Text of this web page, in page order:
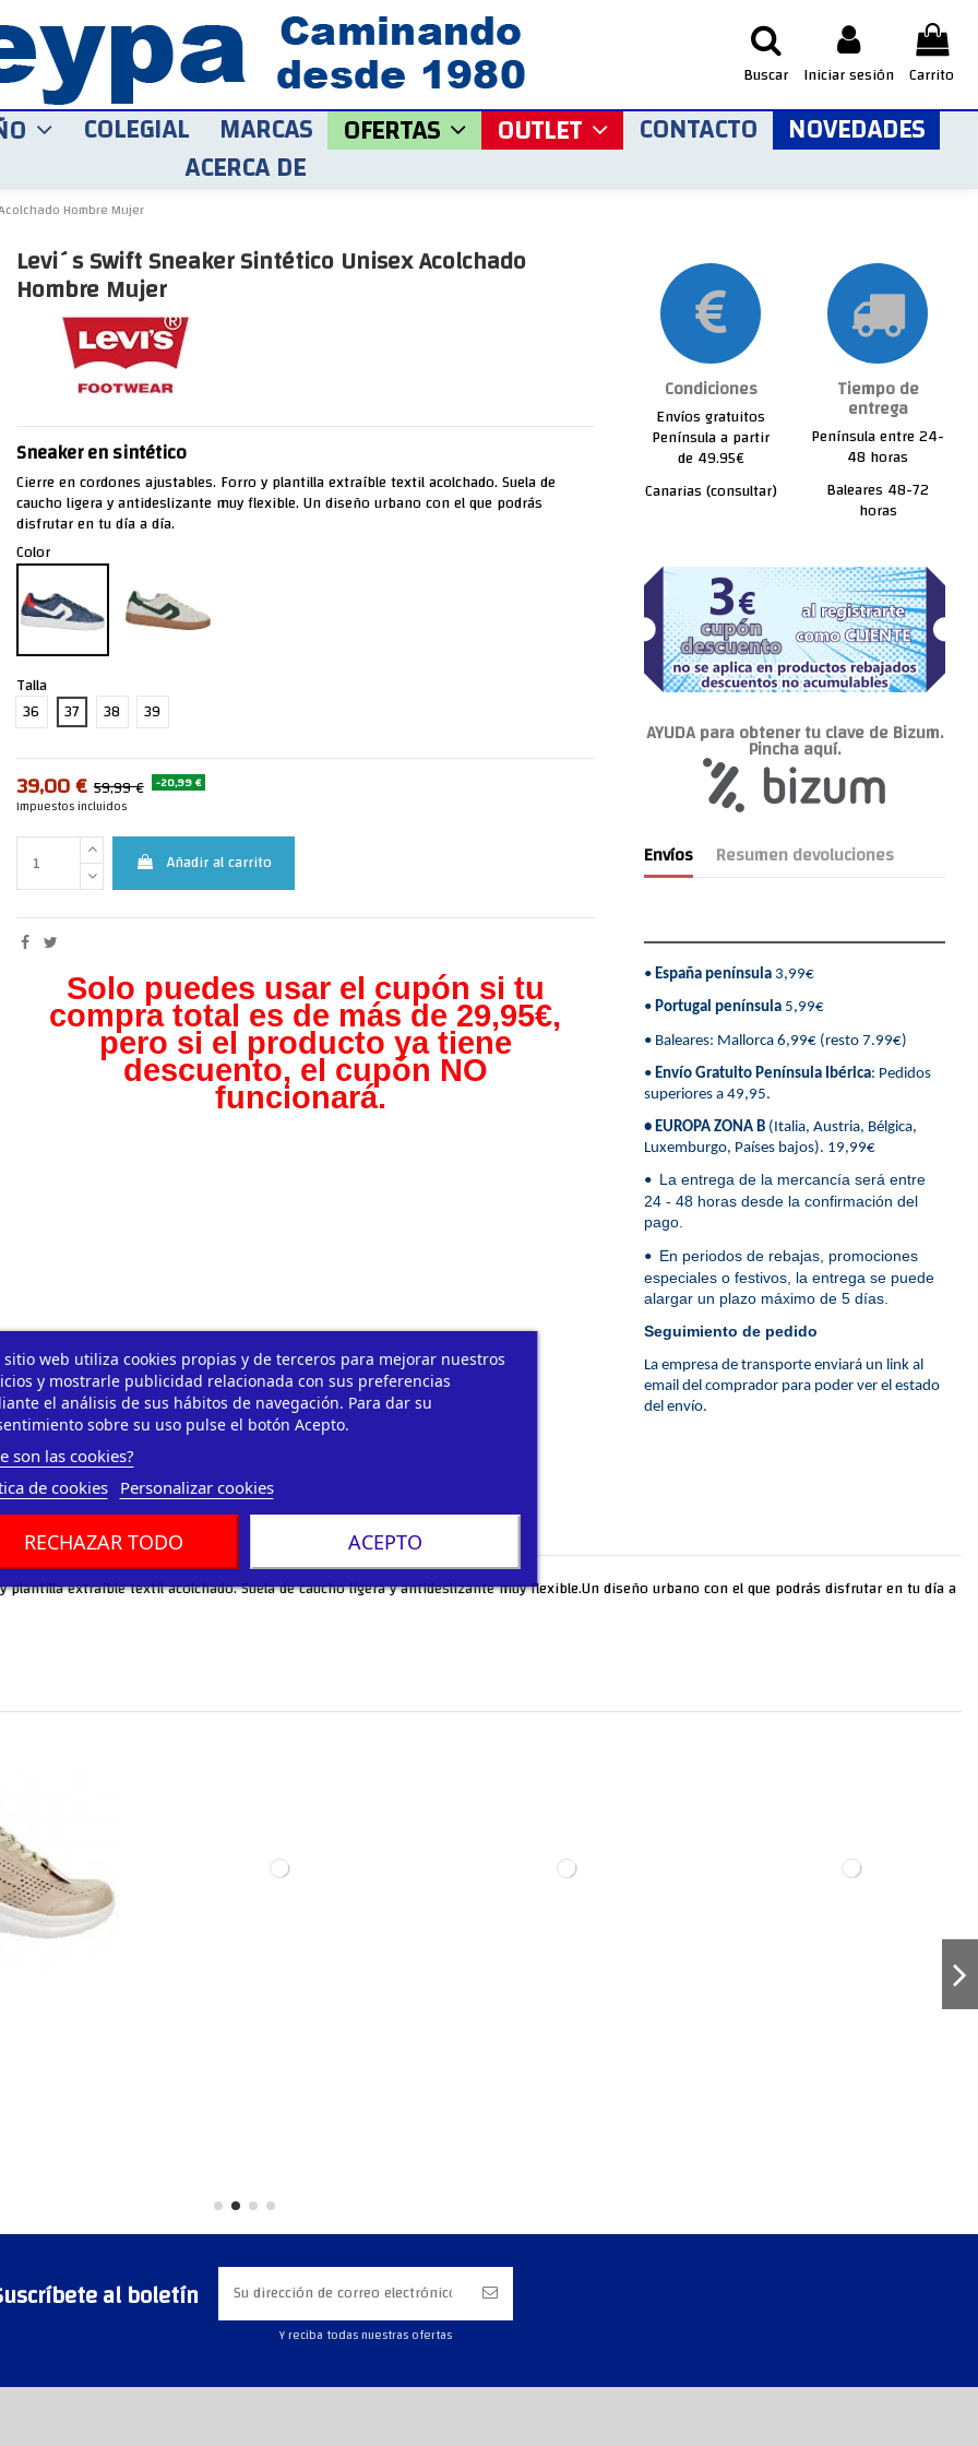
Buscar Iniciar sesión Carrito
sitio web utiliza cookies propias y de terceros para mejorar nuestros
y mostrarle publicidad relacionada con sus preferencias
el análisis de sus hábitos de navegación. Para dar su
sobre su uso pulse el botón Acepto.
son las cookies?
de cookies
Personalizar cookies
RECHAZAR TODO ACEPTO
COLEGIAL MARCAS OFERTAS OUTLET CONTACTO NOVEDADES
ACERCA DE
Hombre Mujer
Levi´s Swift Sneaker Sintético Unisex Acolchado
Hombre Mujer
Sneaker en sintético
Cierre en cordones ajustables. Forro y plantilla extraíble textil acolchado. Suela de
caucho ligera y antideslizante muy flexible. Un diseño urbano con el que podrás
disfrutar en tu día a día.
Color
Talla
36
37 38 39
39,00 € 59,99 € -20,99 €
Impuestos incluidos
Añadir al carrito
Solo puedes usar el cupón si tu
compra total es de más de 29,95€,
pero si el producto ya tiene
descuento, el cupón NO
funcionará.
Condiciones
Envíos gratuitos
Península a partir
de 49.95€
Canarias (consultar)
Tiempo de
entrega
Península entre 24-
48 horas
Baleares 48-72
horas
AYUDA para obtener tu clave de Bizum.
Pincha aquí.
Envíos Resumen devoluciones
• España península3,99€
• Portugal península5,99€
• Baleares: Mallorca 6,99€ (resto 7.99€)
• Envío Gratuito Península Ibérica: Pedidos
superiores a 49,95.
• EUROPA ZONA B(Italia, Austria, Bélgica,
Luxemburgo, Países bajos). 19,99€
• La entrega de la mercancía será entre
24 - 48 horas desde la confirmación del
pago.
• En periodos de rebajas, promociones
especiales o festivos, la entrega se puede
alargar un plazo máximo de 5 días.
Seguimiento de pedido
La empresa de transporte enviará un link al
email del comprador para poder ver el estado
del envío.
extraíble textil acolchado. Suela de caucho ligera y antideslizante muy flexible.Un diseño urbano con el que podrás disfrutar en tu día a
al boletín
Y reciba todas nuestras ofertas